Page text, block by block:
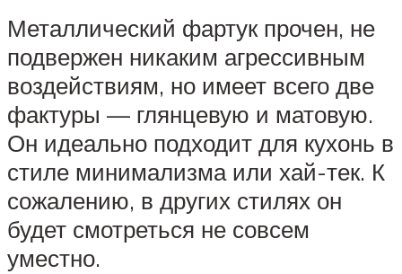
Металлический фартук прочен, не
подвержен никаким агрессивным
воздействиям, но имеет всего две
фактуры — глянцевую и матовую.
Он идеально подходит для кухонь в
стиле минимализма или хай-тек. К
сожалению, в других стилях он
будет смотреться не совсем
уместно.